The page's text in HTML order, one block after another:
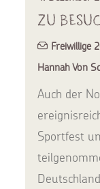
Zu
Freiwillige
Hannah Von
Auch der
Sportfest